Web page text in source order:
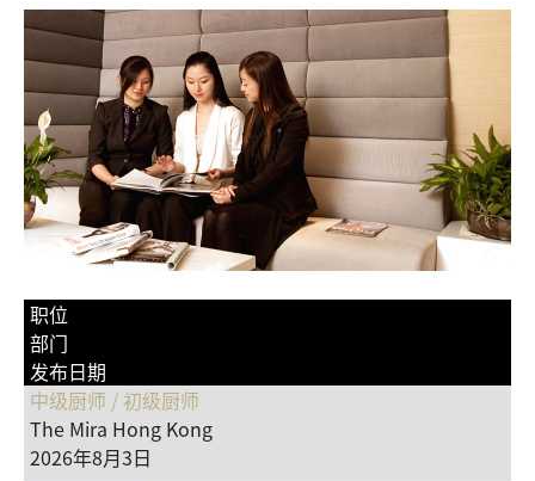
职位
部门
发布日期
中级厨师 / 初级厨师
The Mira Hong Kong
2026年8月3日